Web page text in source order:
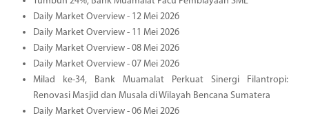
Daily Market Overview - 12 Mei 2026
Daily Market Overview - 11 Mei 2026
Daily Market Overview - 08 Mei 2026
Daily Market Overview - 07 Mei 2026
Milad ke-34, Bank Muamalat Perkuat Sinergi Filantropi:
Renovasi Masjid dan Musala di Wilayah Bencana Sumatera
Daily Market Overview - 06 Mei 2026